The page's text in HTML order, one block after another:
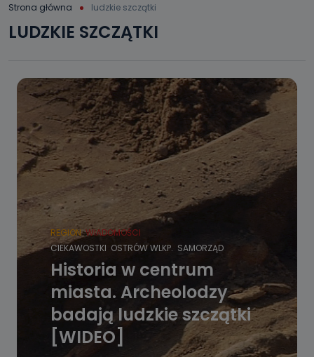
Strona główna ludzkie szczątki
LUDZKIE SZCZĄTKI
REGION WIADOMOŚCI
CIEKAWOSTKI OSTRÓW WLKP. SAMORZĄD
Historia w centrum
miasta. Archeolodzy
badają ludzkie szczątki
[WIDEO]